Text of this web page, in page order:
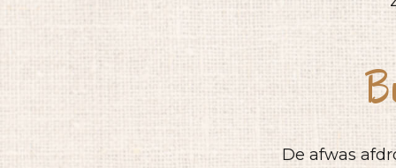
De afwas